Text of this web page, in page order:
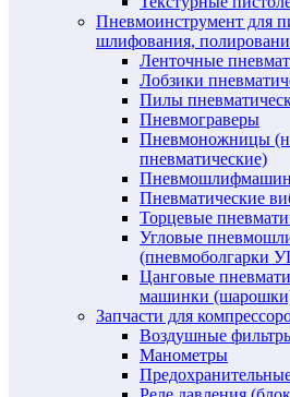
Пневмоинструмент для
шлифования,
Ленточные
Лобзики
Пилы
Пневмограверы
Пневмоножницы
пневматические)
Пневматические
Торцевые
Угловые
(пневмоболгарки
Цанговые
машинки
Запчасти для
Воздушные
Манометры